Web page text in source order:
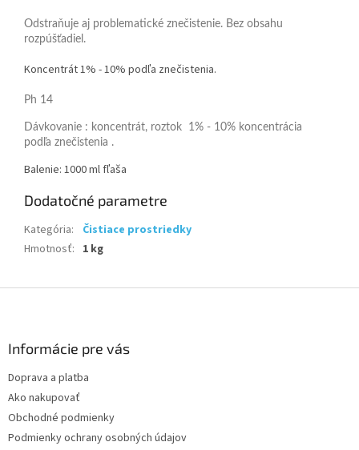
Odstraňuje aj problematické znečistenie. Bez obsahu
rozpúšťadiel.
Koncentrát 1% - 10% podľa znečistenia.
Ph 14
Dávkovanie : koncentrát, roztok 1% - 10% koncentrácia
podľa znečistenia .
Balenie: 1000 ml fľaša
Dodatočné parametre
Kategória:
Čistiace prostriedky
Hmotnosť: 1 kg
Informácie pre vás
Doprava a platba
Ako nakupovať
Obchodné podmienky
Podmienky ochrany osobných údajov